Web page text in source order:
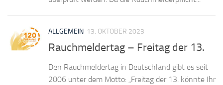
ALLGEMEIN 13. OKTOBER 2023
Rauchmeldertag – Freitag der 13.
Den Rauchmeldertag in Deutschland gibt es seit
2006 unter dem Motto: „Freitag der 13. könnte Ihr